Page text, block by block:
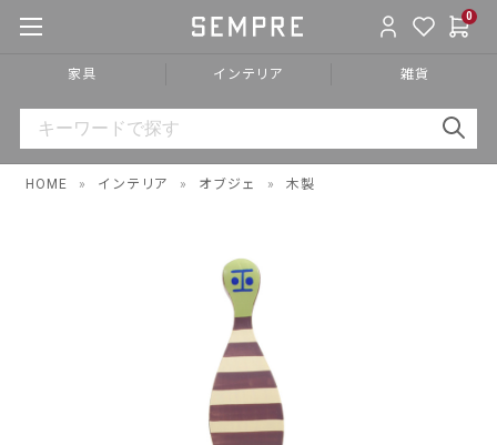
0
家具 インテリア 雑貨
HOME » インテリア » オブジェ » 木製